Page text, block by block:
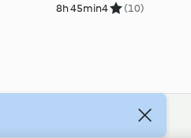
8h 45min4 (10)